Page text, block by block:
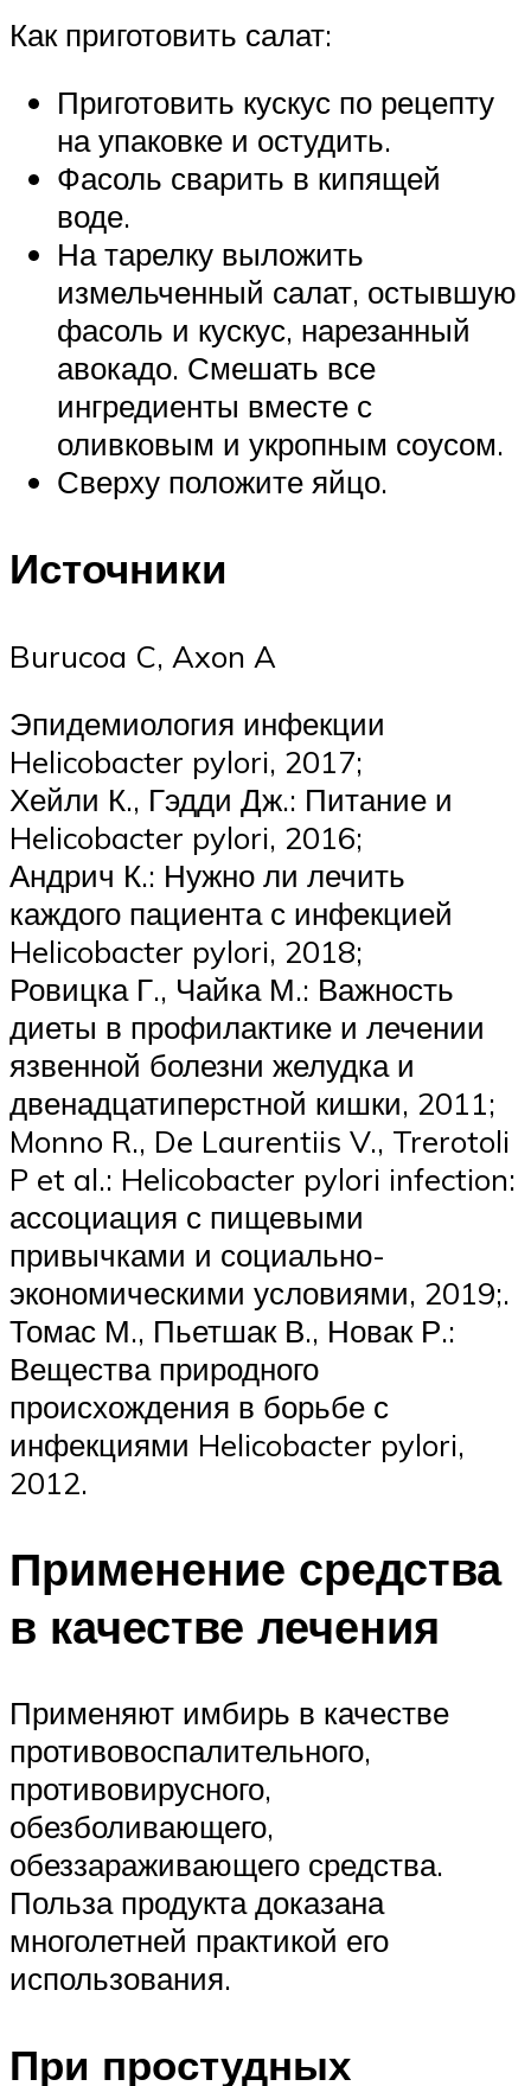
Как приготовить салат:
Приготовить кускус по рецепту
на упаковке и остудить.
Фасоль сварить в кипящей
воде.
На тарелку выложить
измельченный салат, остывшую
фасоль и кускус, нарезанный
авокадо. Смешать все
ингредиенты вместе с
оливковым и укропным соусом.
Сверху положите яйцо.
Источники
Burucoa C, Axon A
Эпидемиология инфекции
Helicobacter pylori, 2017;
Хейли К., Гэдди Дж.: Питание и
Helicobacter pylori, 2016;
Андрич К.: Нужно ли лечить
каждого пациента с инфекцией
Helicobacter pylori, 2018;
Ровицка Г., Чайка М.: Важность
диеты в профилактике и лечении
язвенной болезни желудка и
двенадцатиперстной кишки, 2011;
Monno R., De Laurentiis V., Trerotoli
P et al.: Helicobacter pylori infection:
ассоциация с пищевыми
привычками и социально-
экономическими условиями, 2019;.
Томас М., Пьетшак В., Новак Р.:
Вещества природного
происхождения в борьбе с
инфекциями Helicobacter pylori,
2012.
Применение средства
в качестве лечения
Применяют имбирь в качестве
противовоспалительного,
противовирусного,
обезболивающего,
обеззараживающего средства.
Польза продукта доказана
многолетней практикой его
использования.
При простудных